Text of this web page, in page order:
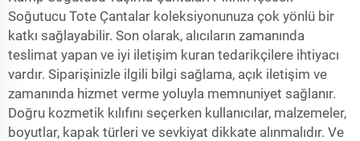
Soğutucu Tote Çantalar koleksiyonunuza çok yönlü bir
katkı sağlayabilir. Son olarak, alıcıların zamanında
teslimat yapan ve iyi iletişim kuran tedarikçilere ihtiyacı
vardır. Siparişinizle ilgili bilgi sağlama, açık iletişim ve
zamanında hizmet verme yoluyla memnuniyet sağlanır.
Doğru kozmetik kılıfını seçerken kullanıcılar, malzemeler,
boyutlar, kapak türleri ve sevkiyat dikkate alınmalıdır. Ve